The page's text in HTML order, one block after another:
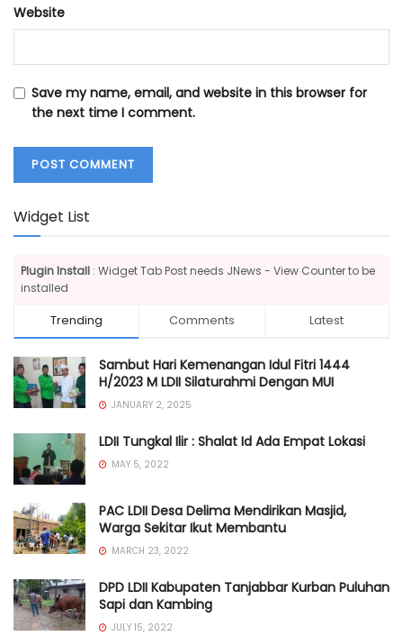
Website
Save my name, email, and website in this browser for
the next time I comment.
Widget List
Plugin Install : Widget Tab Post needs JNews - View Counter to be
installed
Trending Comments Latest
Sambut Hari Kemenangan Idul Fitri 1444
H/2023 M LDII Silaturahmi Dengan MUI
JANUARY 2, 2025
LDII Tungkal Ilir : Shalat Id Ada Empat Lokasi
MAY 5, 2022
PAC LDII Desa Delima Mendirikan Masjid,
Warga Sekitar Ikut Membantu
MARCH 23, 2022
DPD LDII Kabupaten Tanjabbar Kurban Puluhan
Sapi dan Kambing
JULY 15, 2022